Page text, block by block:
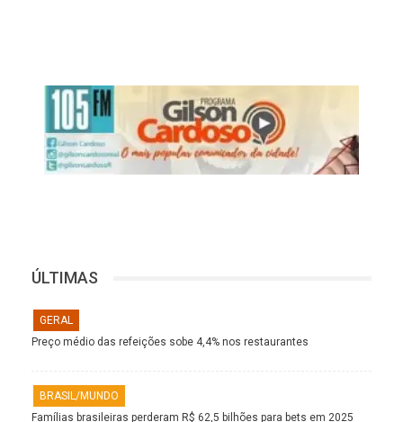
ÚLTIMAS
GERAL
Preço médio das refeições sobe 4,4% nos restaurantes
BRASIL/MUNDO
Famílias brasileiras perderam R$ 62,5 bilhões para bets em 2025